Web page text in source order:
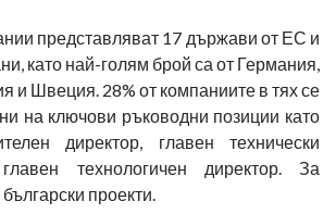
представляват 17 държави от ЕС и
като най-голям брой са от Германия,
и Швеция. 28% от компаниите в тях се
на ключови ръководни позиции като
директор, главен технически
технологичен директор. За
проекти.